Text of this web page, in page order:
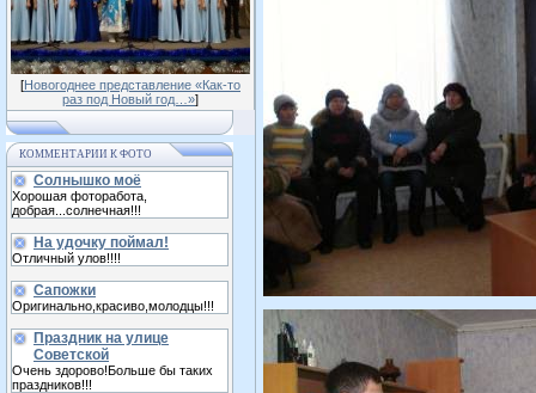
[Новогоднее представление «Как-то
раз под Новый год…»]
КОММЕНТАРИИ К ФОТО
Солнышко моё
Хорошая фоторабота,
добрая...солнечная!!!
На удочку поймал!
Отличный улов!!!!
Сапожки
Оригинально,красиво,молодцы!!!
Праздник на улице
Советской
Очень здорово!Больше бы таких
праздников!!!